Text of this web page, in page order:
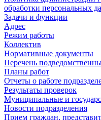
обработки персональных
Задачи и функции
Адрес
Режим работы
Коллектив
Нормативные документы
Перечень
Планы работ
Отчеты о работе
Результаты проверок
Муниципальные и
Новости подразделения
Прием граждан,